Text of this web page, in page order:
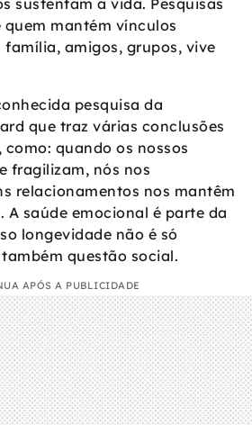
sustentam a vida. Pesquisas
quem mantém vínculos
amigos, grupos, vive
pesquisa da
que traz várias conclusões
quando os nossos
fragilizam, nós nos
relacionamentos nos mantêm
A saúde emocional é parte da
longevidade não é só
questão social.
APÓS A PUBLICIDADE